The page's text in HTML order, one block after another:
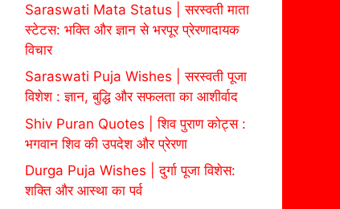
Saraswati Mata Status | सरस्वती माता
स्टेटस: भक्ति और ज्ञान से भरपूर प्रेरणादायक
विचार
Saraswati Puja Wishes | सरस्वती पूजा
विशेश : ज्ञान, बुद्धि और सफलता का आशीर्वाद
Shiv Puran Quotes | शिव पुराण कोट्स :
भगवान शिव की उपदेश और प्रेरणा
Durga Puja Wishes | दुर्गा पूजा विशेस:
शक्ति और आस्था का पर्व